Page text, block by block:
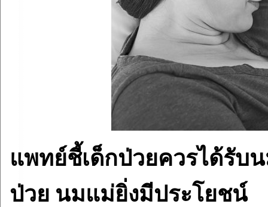
แพทย์ชี้เด็กป่วยควรได้รับ
ป่วย นมแม่ยิ่งมีประโยชน์